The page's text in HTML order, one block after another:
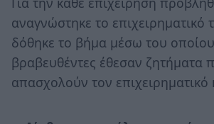
αναγνώστηκε το επιχειρηματικό
δόθηκε το βήμα μέσω του
βραβευθέντες έθεσαν ζητήματα
απασχολούν τον επιχειρηματικό